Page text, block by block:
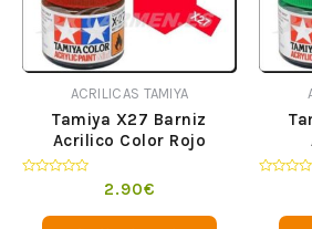
ACRILICAS TAMIYA
Tamiya X27 Barniz
Acrilico Color Rojo
Translucido
2.90€